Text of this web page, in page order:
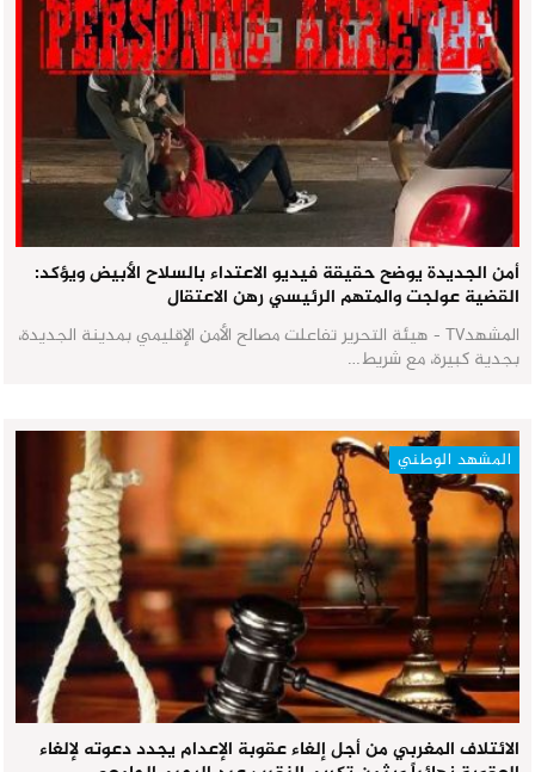
أمن الجديدة يوضح حقيقة فيديو الاعتداء بالسلاح الأبيض ويؤكد:
القضية عولجت والمتهم الرئيسي رهن الاعتقال
المشهدTV - هيئة التحرير تفاعلت مصالح الأمن الإقليمي بمدينة الجديدة،
بجدية كبيرة، مع شريط…
المشهد الوطني
الائتلاف المغربي من أجل إلغاء عقوبة الإعدام يجدد دعوته لإلغاء